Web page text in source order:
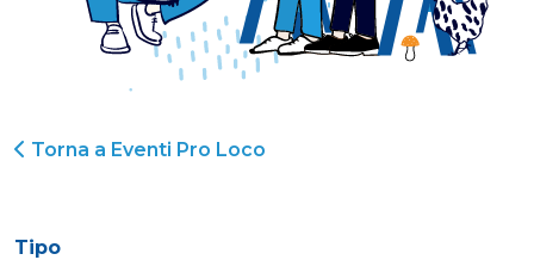
Torna a Eventi Pro Loco
Tipo